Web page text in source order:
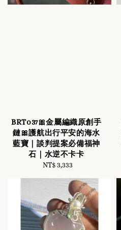
BRT037🎀金屬編織原創手
鏈🎀護航出行平安的海水
藍寶｜談判提案必備福神
石｜水逆不卡卡
Regular
NT$ 3,333